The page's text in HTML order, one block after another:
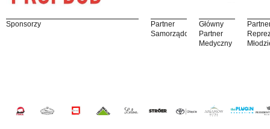
Sponsorzy
Partner
Samorządowy
Główny
Partner
Medyczny